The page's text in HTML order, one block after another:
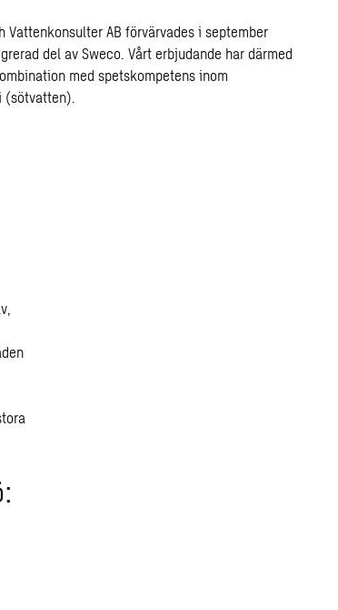
Vattenkonsulter AB förvärvades i september
del av Sweco. Vårt erbjudande har därmed
med spetskompetens inom
(sötvatten).